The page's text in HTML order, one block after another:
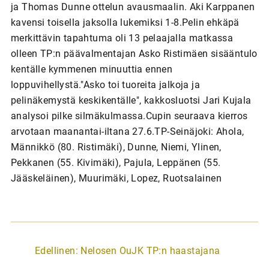
ja Thomas Dunne ottelun avausmaalin. Aki Karppanen
kavensi toisella jaksolla lukemiksi 1-8.Pelin ehkäpä
merkittävin tapahtuma oli 13 pelaajalla matkassa
olleen TP:n päävalmentajan Asko Ristimäen sisääntulo
kentälle kymmenen minuuttia ennen
loppuvihellystä."Asko toi tuoreita jalkoja ja
pelinäkemystä keskikentälle", kakkosluotsi Jari Kujala
analysoi pilke silmäkulmassa.Cupin seuraava kierros
arvotaan maanantai-iltana 27.6.TP-Seinäjoki: Ahola,
Männikkö (80. Ristimäki), Dunne, Niemi, Ylinen,
Pekkanen (55. Kivimäki), Pajula, Leppänen (55.
Jääskeläinen), Muurimäki, Lopez, Ruotsalainen
A
Edellinen: Nelosen OuJK TP:n haastajana